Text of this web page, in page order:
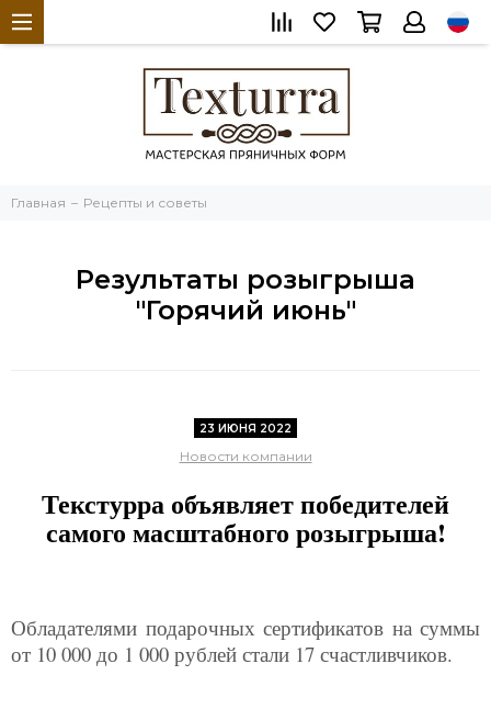
Главная Рецепты и советы
Результаты розыгрыша
"Горячий июнь"
23 ИЮНЯ 2022
Новости компании
Текстурра объявляет победителей
самого масштабного розыгрыша!
Обладателями подарочных сертификатов на суммы
от 10 000 до 1 000 рублей стали 17 счастливчиков.